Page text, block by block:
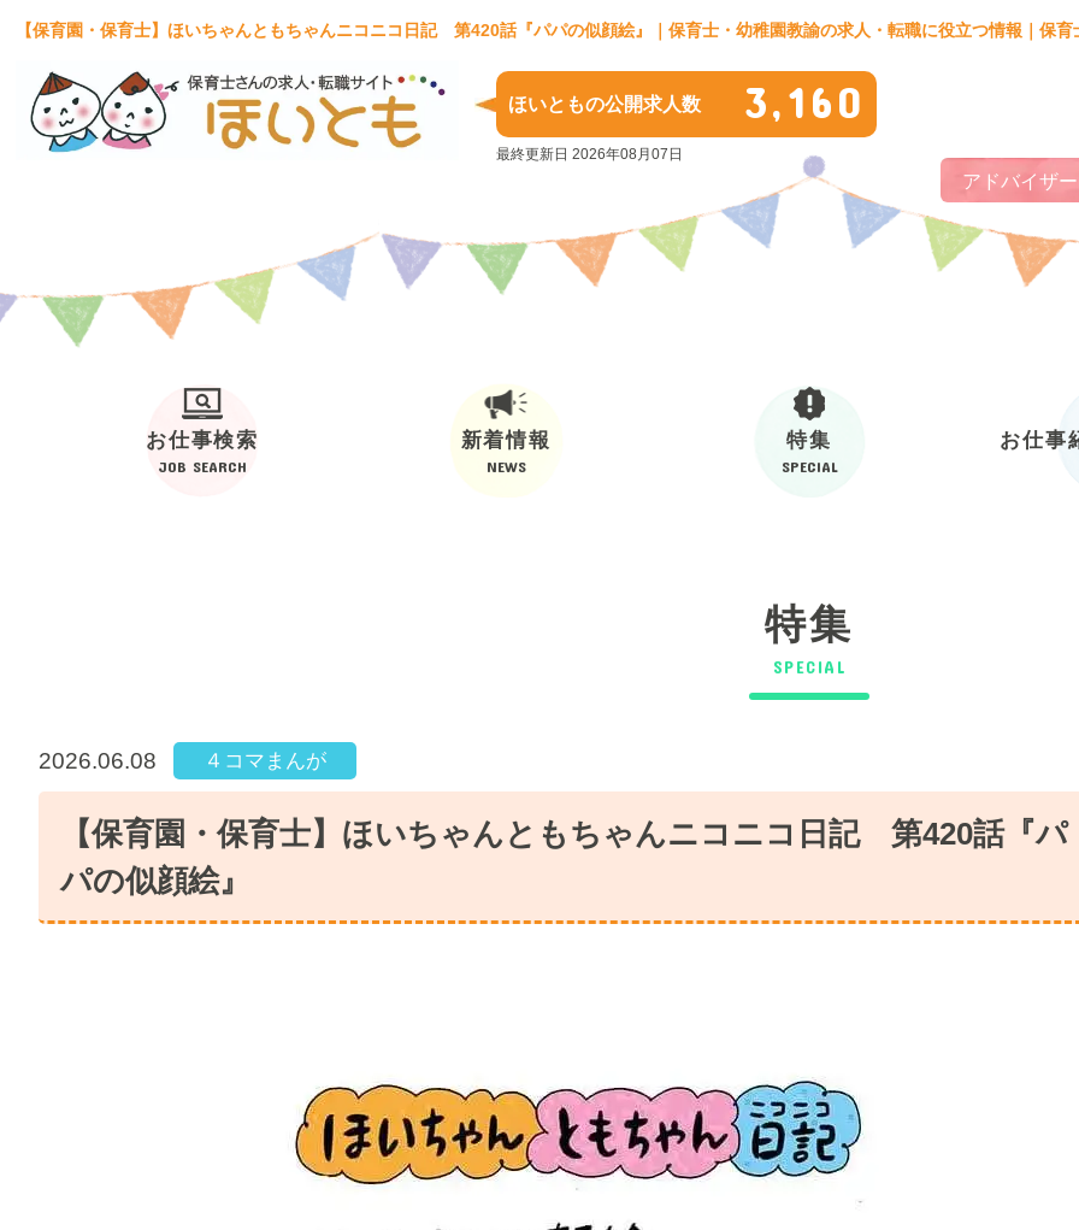
【保育園・保育士】ほいちゃんともちゃんニコニコ日記 第420話『パパの似顔絵』｜保育士・幼稚園教諭の求人・転職に役立つ情報｜保育
ほいともの公開求人数 3,160
最終更新日 2026年08月07日
アドバイザ
お仕事検索
JOB SEARCH
新着情報
NEWS
特集
SPECIAL
お仕事
特集
SPECIAL
2026.06.08 ４コマまんが
【保育園・保育士】ほいちゃんともちゃんニコニコ日記 第420話『パ
パの似顔絵』